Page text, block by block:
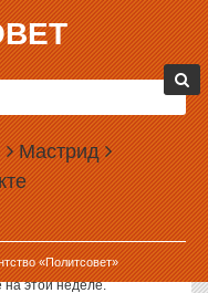
Мастрид
«Политсовет»
ПАРТИЮ
в Верховный суд иск о
борьбой с
за экстремизм.
РБК со ссылкой
Минюста поступил в
на этой неделе.